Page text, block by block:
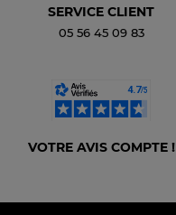
SERVICE CLIENT
05 56 45 09 83
VOTRE AVIS COMPTE !